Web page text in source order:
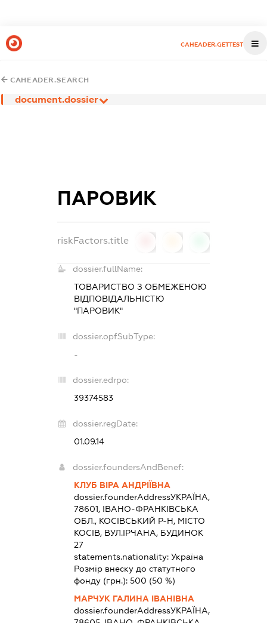
CAHEADER.GETTEST
CAHEADER.SEARCH
document.dossier
ПАРОВИК
riskFactors.title
dossier.fullName:
ТОВАРИСТВО З ОБМЕЖЕНОЮ
ВІДПОВІДАЛЬНІСТЮ
"ПАРОВИК"
dossier.opfSubType:
-
dossier.edrpo:
39374583
dossier.regDate:
01.09.14
dossier.foundersAndBenef:
КЛУБ ВІРА АНДРІЇВНА
dossier.founderAddressУКРАЇНА,
78601, ІВАНО-ФРАНКІВСЬКА
ОБЛ., КОСІВСЬКИЙ Р-Н, МІСТО
КОСІВ, ВУЛ.ІРЧАНА, БУДИНОК
27
statements.nationality:Україна
Розмір внеску до статутного
фонду (грн.):500 (50 %)
МАРЧУК ГАЛИНА ІВАНІВНА
dossier.founderAddressУКРАЇНА,